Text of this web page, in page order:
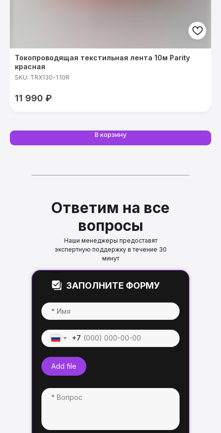
Токопроводящая текстильная лента 10м Parity
красная
SKU: TRX130-1.10R
11 990 ₽
В корзину
Наши менеджеры предоставят
экспертную поддержку в течение 30
минут
Ответим на все
вопросы
ЗАПОЛНИТЕ ФОРМУ
+7
Add file